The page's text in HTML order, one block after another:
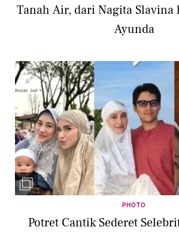
Tanah Air, dari Nagita Slavina
Ayunda
PHOTO
Potret Cantik Sederet